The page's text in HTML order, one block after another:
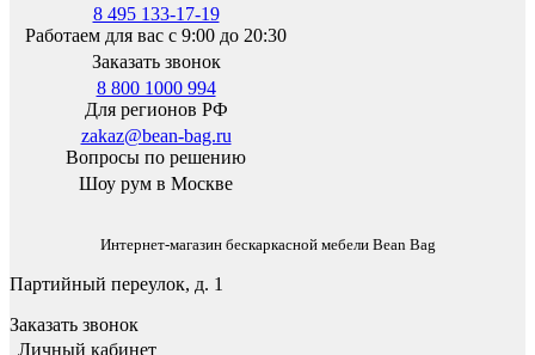
8 495 133-17-19
Работаем для вас с 9:00 до 20:30
Заказать звонок
8 800 1000 994
Для регионов РФ
zakaz@bean-bag.ru
Вопросы по решению
Шоу рум в Москве
Интернет-магазин бескаркасной мебели Bean Bag
Партийный переулок, д. 1
Заказать звонок
Личный кабинет